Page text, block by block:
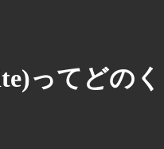
ってどの